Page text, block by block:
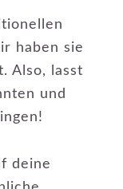
haben sie
Also, lasst
und
deine